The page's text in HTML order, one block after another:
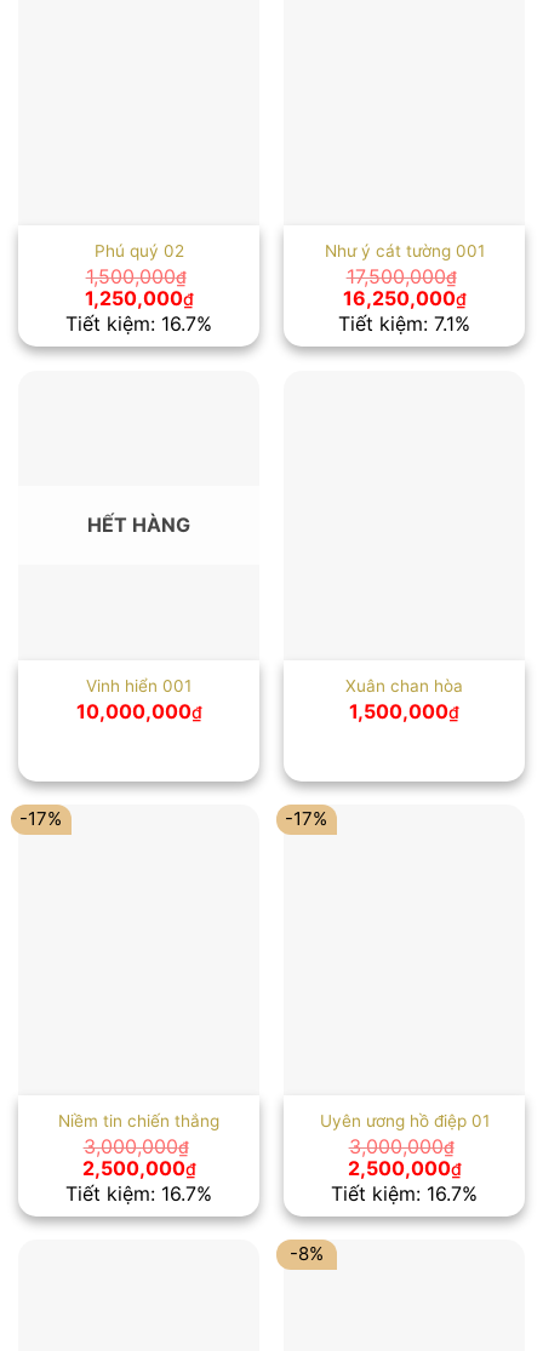
Phú quý 02
1,500,000₫
Giá
gốc
là:
1,500,000₫.
1,250,000₫Giá
hiện
tại
là:
Tiết kiệm: 16.7%
Như ý cát tường 001
17,500,000₫
Giá
gốc
là:
17,500,000₫.
16,250,000₫Giá
hiện
tại
là:
Tiết kiệm: 7.1%
HẾT HÀNG
Vinh hiển 001
10,000,000₫
Xuân chan hòa
1,500,000₫
-17%
Niềm tin chiến thắng
3,000,000₫
Giá
gốc
là:
3,000,000₫.
2,500,000₫Giá
hiện
tại
là:
2,500,000₫.
Tiết kiệm: 16.7%
-17%
Uyên ương hồ điệp 01
3,000,000₫
Giá
gốc
là:
3,000,000₫.
2,500,000₫Giá
hiện
tại
là:
Tiết kiệm: 16.7%
-8%